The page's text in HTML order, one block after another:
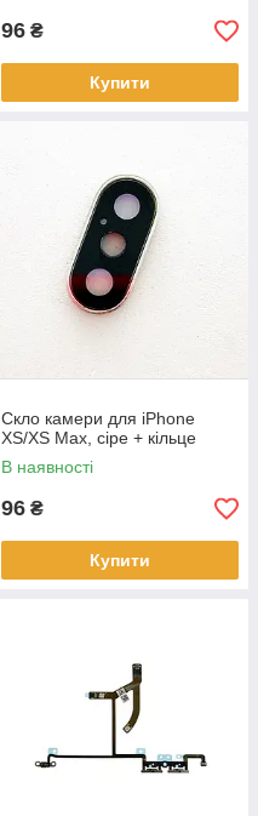
96 ₴
Купити
Скло камери для iPhone
XS/XS Max, сіре + кільце
В наявності
96 ₴
Купити